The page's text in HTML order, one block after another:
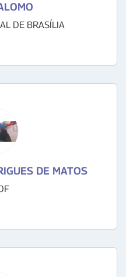
DE BRASÍLIA
DE MATOS